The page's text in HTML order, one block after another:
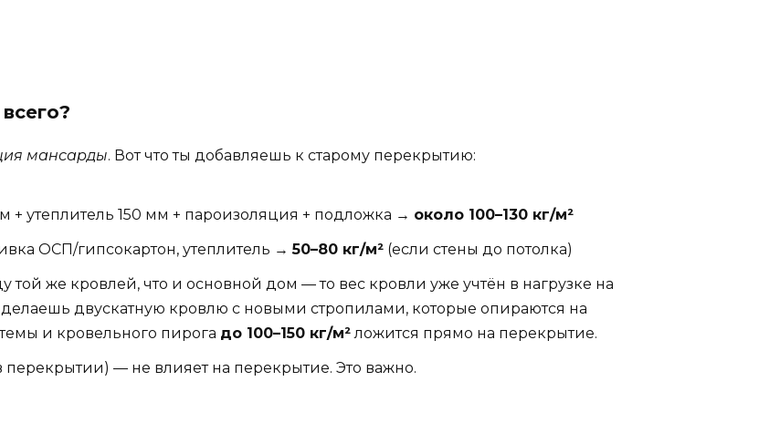
мансарды. Вот что ты добавляешь к старому перекрытию:
утеплитель 150 мм + пароизоляция + подложка → около 100–130 кг/м²
ОСП/гипсокартон, утеплитель →50–80 кг/м² (если стены до потолка)
же кровлей, что и основной дом — то вес кровли уже учтён в нагрузке на
делаешь двускатную кровлю с новыми стропилами, которые опираются на
и кровельного пирога до 100–150 кг/м²ложится прямо на перекрытие.
перекрытии) — не влияет на перекрытие. Это важно.